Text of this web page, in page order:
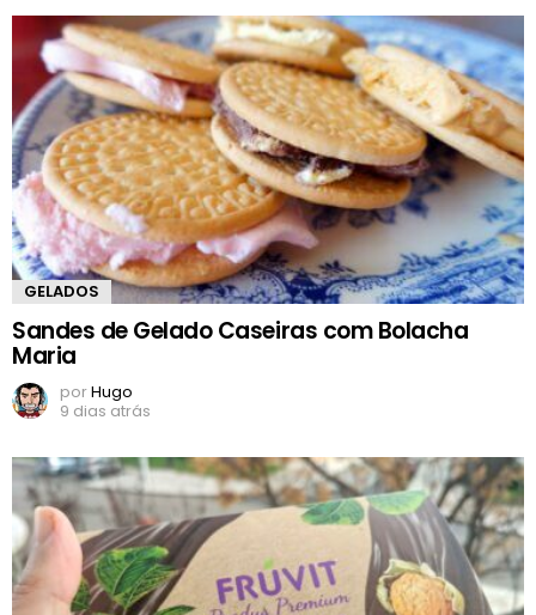
GELADOS
Sandes de Gelado Caseiras com Bolacha
Maria
porHugo
9 dias atrás